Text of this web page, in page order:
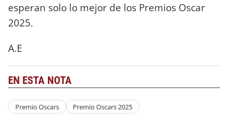
esperan solo lo mejor de los Premios Oscar
2025.
A.E
EN ESTA NOTA
Premio Oscars Premio Oscars 2025